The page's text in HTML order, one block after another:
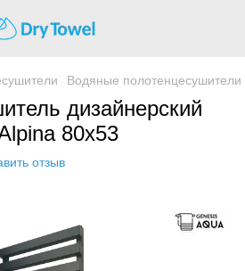
Водяные полотенцесушители
дизайнерский
80x53
отзыв